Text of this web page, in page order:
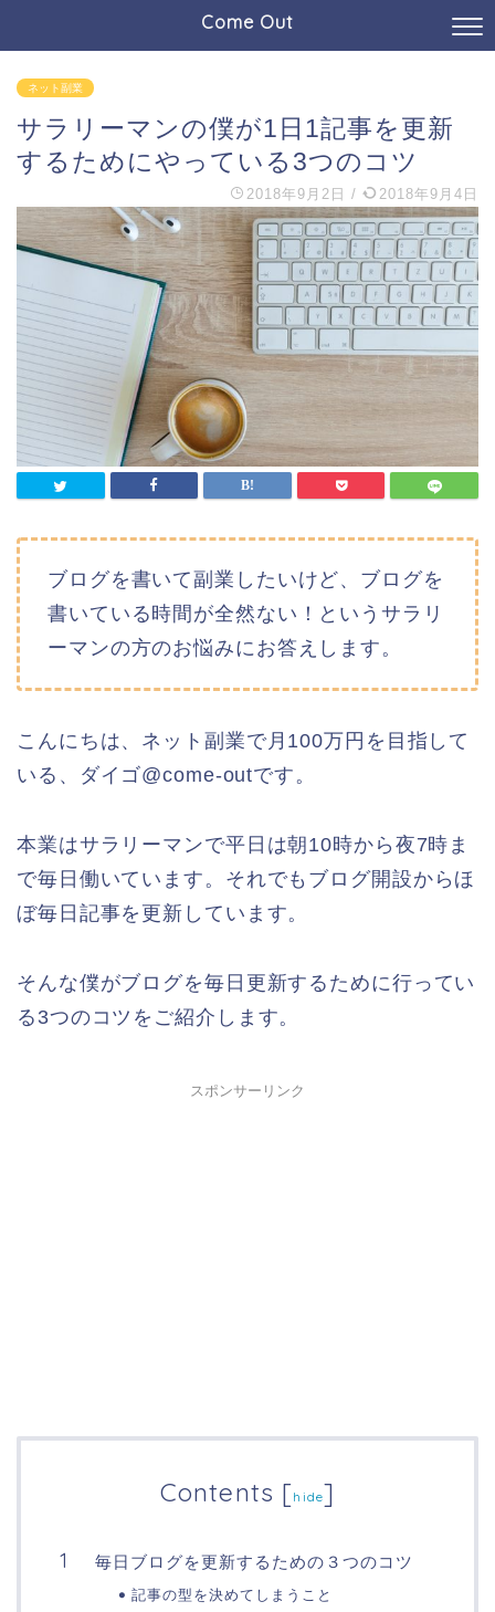
Come Out
ネット副業
サラリーマンの僕が1日1記事を更新
するためにやっている3つのコツ
2018年9月2日 / 2018年9月4日
ブログを書いて副業したいけど、ブログを
書いている時間が全然ない！というサラリ
ーマンの方のお悩みにお答えします。
こんにちは、ネット副業で月100万円を目指して
いる、ダイゴ@come-outです。
本業はサラリーマンで平日は朝10時から夜7時ま
で毎日働いています。それでもブログ開設からほ
ぼ毎日記事を更新しています。
そんな僕がブログを毎日更新するために行ってい
る3つのコツをご紹介します。
スポンサーリンク
Contents [hide]
毎日ブログを更新するための３つのコツ
記事の型を決めてしまうこと